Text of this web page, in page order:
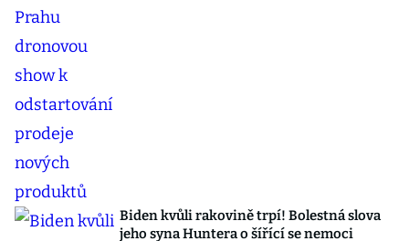
Biden kvůli rakovině trpí! Bolestná slova
jeho syna Huntera o šířící se nemoci